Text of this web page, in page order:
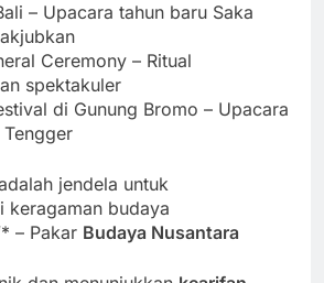
– Upacara tahun baru Saka
Ceremony – Ritual
spektakuler
di Gunung Bromo – Upacara
jendela untuk
keragaman budaya
– Pakar Budaya Nusantara